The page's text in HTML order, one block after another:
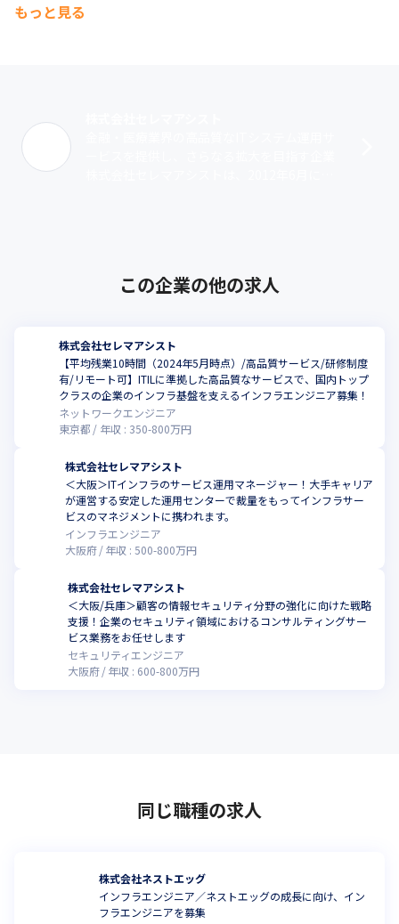
もっと見る
この企業の他の求人
株式会社セレマアシスト
【平均残業10時間（2024年5月時点）/高品質サービス/研修制度
有/リモート可】ITILに準拠した高品質なサービスで、国内トップ
クラスの企業のインフラ基盤を支えるインフラエンジニア募集！
ネットワークエンジニア
東京都
年収 : 350-800万円
株式会社セレマアシスト
＜大阪＞ITインフラのサービス運用マネージャー！大手キャリア
が運営する安定した運用センターで裁量をもってインフラサー
ビスのマネジメントに携われます。
インフラエンジニア
大阪府
年収 :500-800万円
株式会社セレマアシスト
＜大阪/兵庫＞顧客の情報セキュリティ分野の強化に向けた戦略
支援！企業のセキュリティ領域におけるコンサルティングサー
ビス業務をお任せします
セキュリティエンジニア
大阪府
年収 : 600-800万円
同じ職種の求人
株式会社ネストエッグ
インフラエンジニア／ネストエッグの成長に向け、イン
フラエンジニアを募集